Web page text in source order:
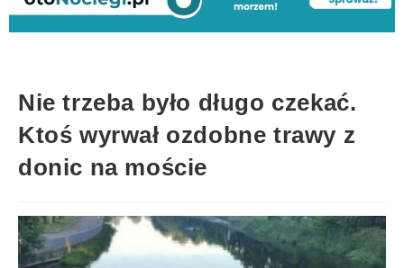
Nie trzeba było długo czekać.
Ktoś wyrwał ozdobne trawy z
donic na moście